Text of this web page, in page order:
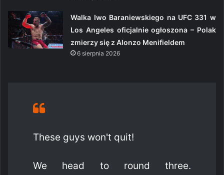
Walka Iwo Baraniewskiego na UFC 331 w
Los Angeles oficjalnie ogłoszona – Polak
zmierzy się z Alonzo Menifieldem
6 sierpnia 2026
These guys won't quit!
We head to round three.